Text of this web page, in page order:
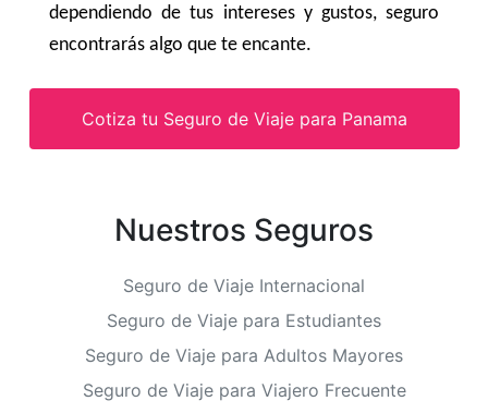
dependiendo de tus intereses y gustos, seguro
encontrarás algo que te encante.
Cotiza tu Seguro de Viaje para Panama
Nuestros Seguros
Seguro de Viaje Internacional
Seguro de Viaje para Estudiantes
Seguro de Viaje para Adultos Mayores
Seguro de Viaje para Viajero Frecuente